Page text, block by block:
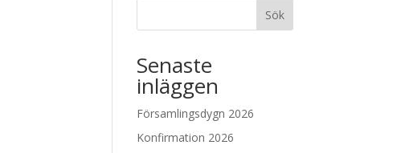
Sök
Senaste
inläggen
Församlingsdygn 2026
Konfirmation 2026